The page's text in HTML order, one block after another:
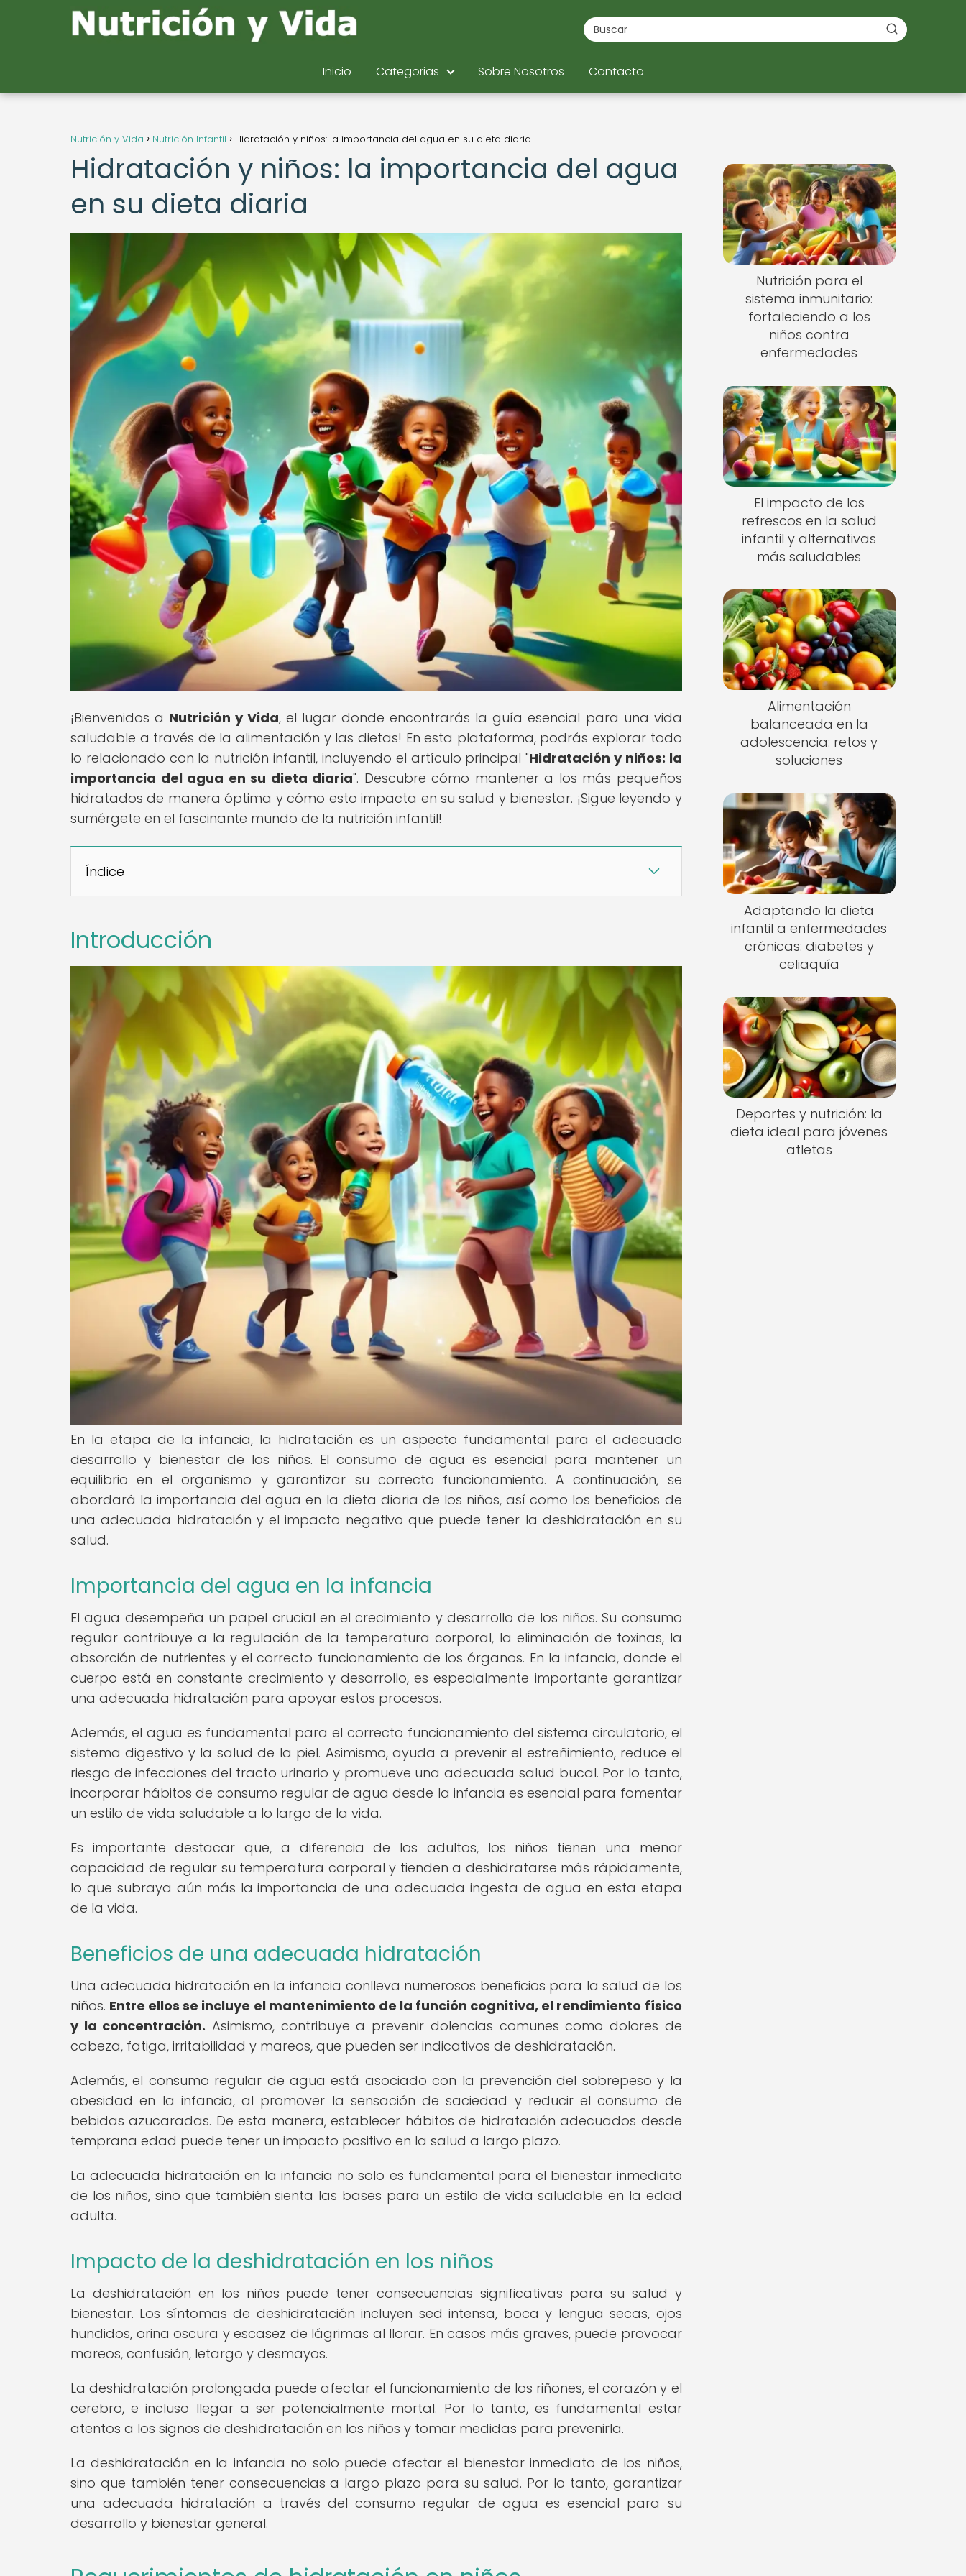
Inicio Categorias Sobre Nosotros Contacto
Nutrición y Vida Nutrición Infantil Hidratación y niños: la importancia del agua en su dieta diaria
Hidratación y niños: la importancia del agua
en su dieta diaria
¡Bienvenidos a Nutrición y Vida, el lugar donde encontrarás la guía esencial para una vida
saludable a través de la alimentación y las dietas! En esta plataforma, podrás explorar todo
lo relacionado con la nutrición infantil, incluyendo el artículo principal "Hidratación y niños: la
importancia del agua en su dieta diaria". Descubre cómo mantener a los más pequeños
hidratados de manera óptima y cómo esto impacta en su salud y bienestar. ¡Sigue leyendo y
sumérgete en el fascinante mundo de la nutrición infantil!
Índice
Introducción
En la etapa de la infancia, la hidratación es un aspecto fundamental para el adecuado
desarrollo y bienestar de los niños. El consumo de agua es esencial para mantener un
equilibrio en el organismo y garantizar su correcto funcionamiento. A continuación, se
abordará la importancia del agua en la dieta diaria de los niños, así como los beneficios de
una adecuada hidratación y el impacto negativo que puede tener la deshidratación en su
salud.
Importancia del agua en la infancia
El agua desempeña un papel crucial en el crecimiento y desarrollo de los niños. Su consumo
regular contribuye a la regulación de la temperatura corporal, la eliminación de toxinas, la
absorción de nutrientes y el correcto funcionamiento de los órganos. En la infancia, donde el
cuerpo está en constante crecimiento y desarrollo, es especialmente importante garantizar
una adecuada hidratación para apoyar estos procesos.
Además, el agua es fundamental para el correcto funcionamiento del sistema circulatorio, el
sistema digestivo y la salud de la piel. Asimismo, ayuda a prevenir el estreñimiento, reduce el
riesgo de infecciones del tracto urinario y promueve una adecuada salud bucal. Por lo tanto,
incorporar hábitos de consumo regular de agua desde la infancia es esencial para fomentar
un estilo de vida saludable a lo largo de la vida.
Es importante destacar que, a diferencia de los adultos, los niños tienen una menor
capacidad de regular su temperatura corporal y tienden a deshidratarse más rápidamente,
lo que subraya aún más la importancia de una adecuada ingesta de agua en esta etapa
de la vida.
Beneficios de una adecuada hidratación
Una adecuada hidratación en la infancia conlleva numerosos beneficios para la salud de los
niños. Entre ellos se incluye el mantenimiento de la función cognitiva, el rendimiento físico
y la concentración. Asimismo, contribuye a prevenir dolencias comunes como dolores de
cabeza, fatiga, irritabilidad y mareos, que pueden ser indicativos de deshidratación.
Además, el consumo regular de agua está asociado con la prevención del sobrepeso y la
obesidad en la infancia, al promover la sensación de saciedad y reducir el consumo de
bebidas azucaradas. De esta manera, establecer hábitos de hidratación adecuados desde
temprana edad puede tener un impacto positivo en la salud a largo plazo.
La adecuada hidratación en la infancia no solo es fundamental para el bienestar inmediato
de los niños, sino que también sienta las bases para un estilo de vida saludable en la edad
adulta.
Impacto de la deshidratación en los niños
La deshidratación en los niños puede tener consecuencias significativas para su salud y
bienestar. Los síntomas de deshidratación incluyen sed intensa, boca y lengua secas, ojos
hundidos, orina oscura y escasez de lágrimas al llorar. En casos más graves, puede provocar
mareos, confusión, letargo y desmayos.
La deshidratación prolongada puede afectar el funcionamiento de los riñones, el corazón y el
cerebro, e incluso llegar a ser potencialmente mortal. Por lo tanto, es fundamental estar
atentos a los signos de deshidratación en los niños y tomar medidas para prevenirla.
La deshidratación en la infancia no solo puede afectar el bienestar inmediato de los niños,
sino que también tener consecuencias a largo plazo para su salud. Por lo tanto, garantizar
una adecuada hidratación a través del consumo regular de agua es esencial para su
desarrollo y bienestar general.
Nutrición para el
sistema inmunitario:
fortaleciendo a los
niños contra
enfermedades
El impacto de los
refrescos en la salud
infantil y alternativas
más saludables
Alimentación
balanceada en la
adolescencia: retos y
soluciones
Adaptando la dieta
infantil a enfermedades
crónicas: diabetes y
celiaquía
Deportes y nutrición: la
dieta ideal para jóvenes
atletas